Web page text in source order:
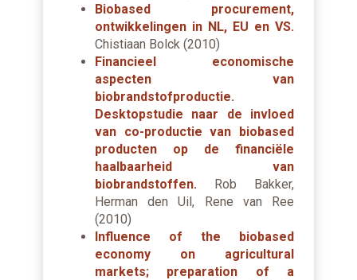
Biobased procurement,
ontwikkelingen in NL, EU en VS.
Chistiaan Bolck (2010)
Financieel economische
aspecten van
biobrandstofproductie.
Desktopstudie naar de invloed
van co-productie van biobased
producten op de financiële
haalbaarheid van
biobrandstoffen. Rob Bakker,
Herman den Uil, Rene van Ree
(2010)
Influence of the biobased
economy on agricultural
markets; preparation of a